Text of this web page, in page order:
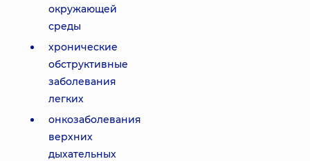
окружающей
среды
хронические
обструктивные
заболевания
легких
онкозаболевания
верхних
дыхательных